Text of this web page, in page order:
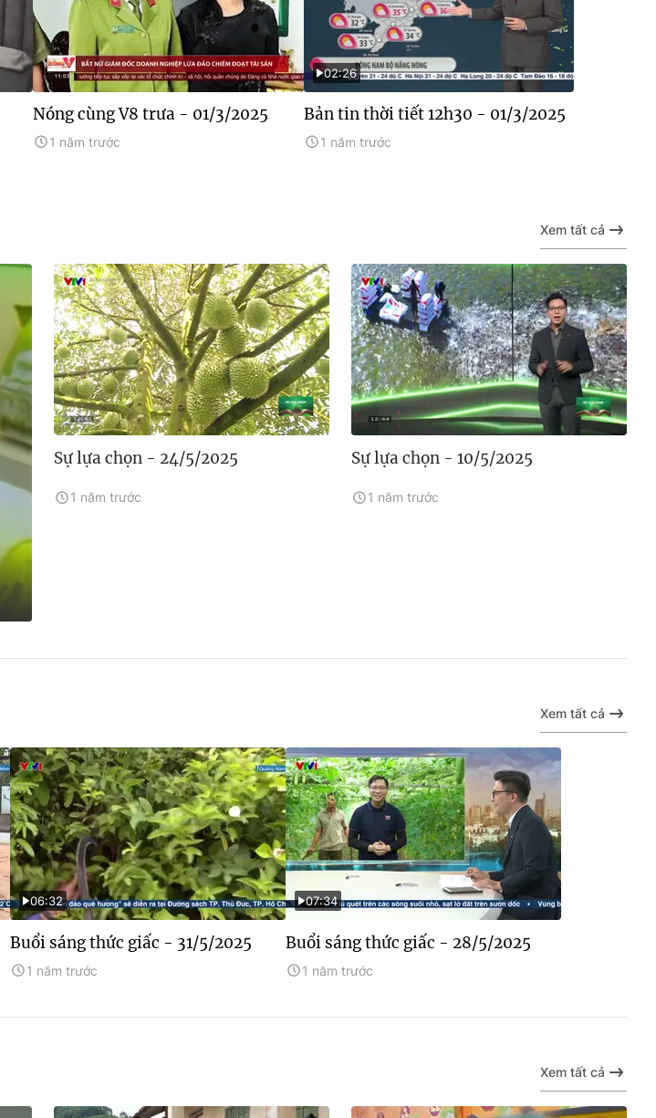
Nóng cùng V8 trưa - 01/3/2025
1 năm trước
02:26
Bản tin thời tiết 12h30 - 01/3/2025
1 năm trước
Xem tất cả
Sự lựa chọn - 24/5/2025
1 năm trước
Sự lựa chọn - 10/5/2025
1 năm trước
Xem tất cả
06:32
Buổi sáng thức giấc - 31/5/2025
1 năm trước
07:34
Buổi sáng thức giấc - 28/5/2025
1 năm trước
Xem tất cả